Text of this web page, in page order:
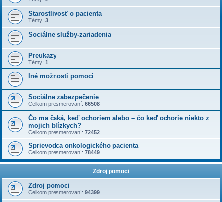
Starostlivosť o pacienta
Témy: 3
Sociálne služby-zariadenia
Preukazy
Témy: 1
Iné možnosti pomoci
Sociálne zabezpečenie
Celkom presmerovaní: 66508
Čo ma čaká, keď ochoriem alebo – čo keď ochorie niekto z
mojich blízkych?
Celkom presmerovaní: 72452
Sprievodca onkologického pacienta
Celkom presmerovaní: 78449
Zdroj pomoci
Zdroj pomoci
Celkom presmerovaní: 94399